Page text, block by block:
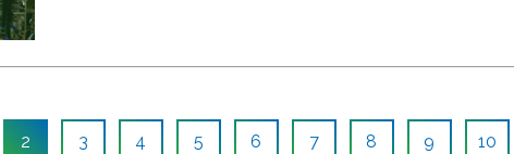
2 3 4 5 6 7 8 9 10